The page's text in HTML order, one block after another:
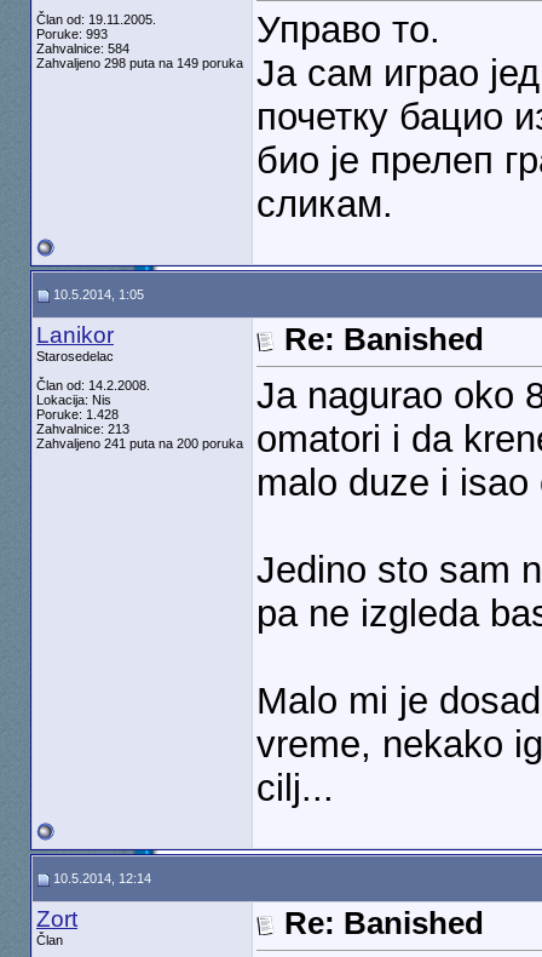
Član od: 19.11.2005.
Poruke: 993
Zahvalnice: 584
Zahvaljeno 298 puta na 149 poruka
Управо то.
Ја сам играо
почетку бацио
био је прелеп
сликам.
10.5.2014, 1:05
Lanikor
Starosedelac
Član od: 14.2.2008.
Lokacija: Nis
Poruke: 1.428
Zahvalnice: 213
Zahvaljeno 241 puta na 200 poruka
Re: Banished
Ja nagurao oko
omatori i da
malo duze i isao
Jedino sto sam
pa ne izgleda
Malo mi je
vreme, nekako
cilj...
10.5.2014, 12:14
Zort
Član
Re: Banished